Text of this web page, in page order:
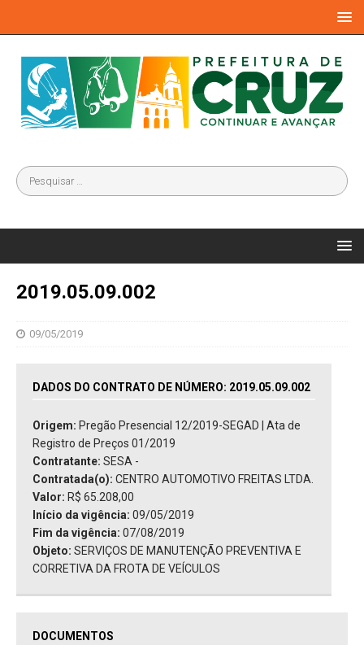
2019.05.09.002
09/05/2019
DADOS DO CONTRATO DE NÚMERO: 2019.05.09.002
Origem: Pregão Presencial 12/2019-SEGAD | Ata de
Registro de Preços 01/2019
Contratante: SESA -
Contratada(o): CENTRO AUTOMOTIVO FREITAS LTDA.
Valor: R$ 65.208,00
Início da vigência: 09/05/2019
Fim da vigência: 07/08/2019
Objeto: SERVIÇOS DE MANUTENÇÃO PREVENTIVA E
CORRETIVA DA FROTA DE VEÍCULOS
DOCUMENTOS